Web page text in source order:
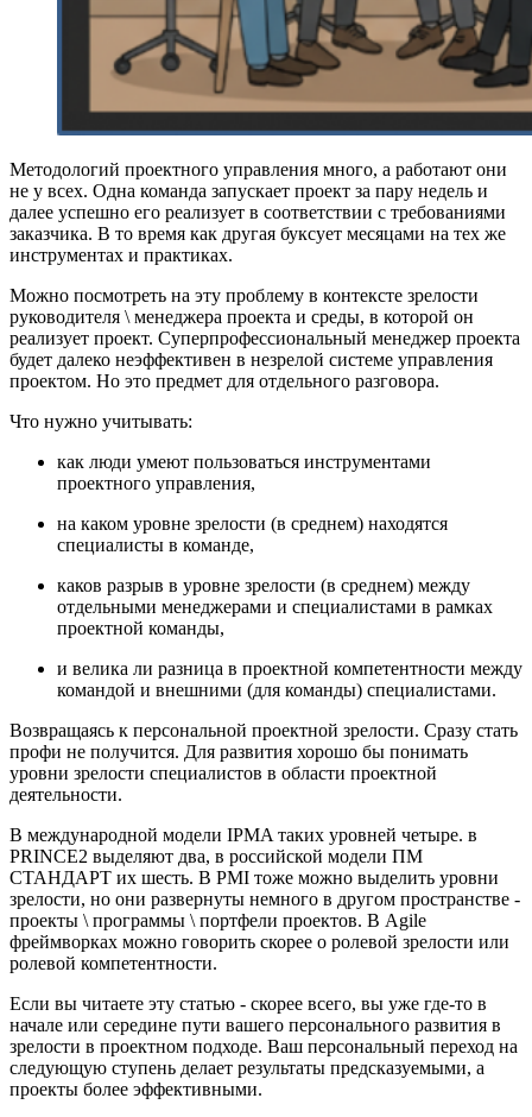
Методологий проектного управления много, а работают они
не у всех. Одна команда запускает проект за пару недель и
далее успешно его реализует в соответствии с требованиями
заказчика. В то время как другая буксует месяцами на тех же
инструментах и практиках.
Можно посмотреть на эту проблему в контексте зрелости
руководителя \ менеджера проекта и среды, в которой он
реализует проект. Суперпрофессиональный менеджер проекта
будет далеко неэффективен в незрелой системе управления
проектом. Но это предмет для отдельного разговора.
Что нужно учитывать:
как люди умеют пользоваться инструментами
проектного управления,
на каком уровне зрелости (в среднем) находятся
специалисты в команде,
каков разрыв в уровне зрелости (в среднем) между
отдельными менеджерами и специалистами в рамках
проектной команды,
и велика ли разница в проектной компетентности между
командой и внешними (для команды) специалистами.
Возвращаясь к персональной проектной зрелости. Сразу стать
профи не получится. Для развития хорошо бы понимать
уровни зрелости специалистов в области проектной
деятельности.
В международной модели IPMA таких уровней четыре. в
PRINCE2 выделяют два, в российской модели ПМ
СТАНДАРТ их шесть. В PMI тоже можно выделить уровни
зрелости, но они развернуты немного в другом пространстве -
проекты \ программы \ портфели проектов. В Agile
фреймворках можно говорить скорее о ролевой зрелости или
ролевой компетентности.
Если вы читаете эту статью - скорее всего, вы уже где-то в
начале или середине пути вашего персонального развития в
зрелости в проектном подходе. Ваш персональный переход на
следующую ступень делает результаты предсказуемыми, а
проекты более эффективными.